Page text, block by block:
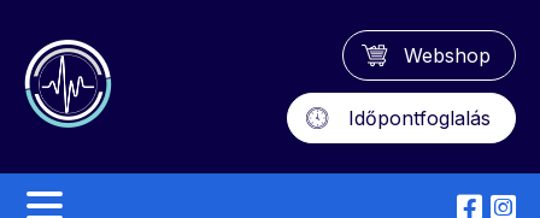
Webshop
Időpontfoglalás